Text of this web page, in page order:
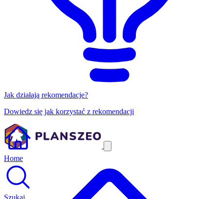
Jak działają rekomendacje?
Dowiedz się jak korzystać z rekomendacji
Home
Szukaj